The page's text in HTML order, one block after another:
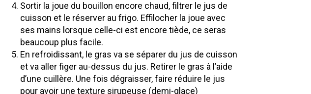
Sortir la joue du bouillon encore chaud, filtrer le jus de
cuisson et le réserver au frigo. Effilocher la joue avec
ses mains lorsque celle-ci est encore tiède, ce seras
beaucoup plus facile.
En refroidissant, le gras va se séparer du jus de cuisson
et va aller figer au-dessus du jus. Retirer le gras à l’aide
d’une cuillère. Une fois dégraisser, faire réduire le jus
pour avoir une texture sirupeuse (demi-glace)